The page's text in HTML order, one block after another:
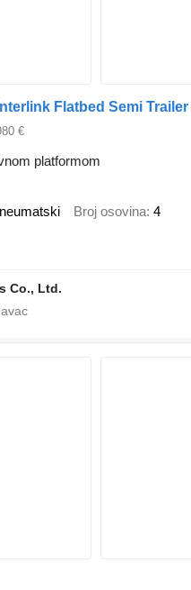
Flatbed Semi Trailer
€
platformom
Broj osovina 4
Co., Ltd.